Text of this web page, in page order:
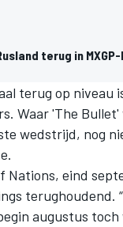
terug in
terug op
Waar 'The
wedstrijd, nog
Nations, eind
terughoudend.
augustus